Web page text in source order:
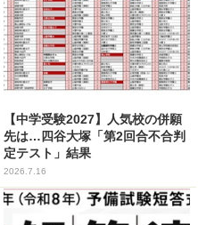
【中学受験2027】人気校の併願
先は…四谷大塚「第2回合不合判
定テスト」結果
2026.7.16